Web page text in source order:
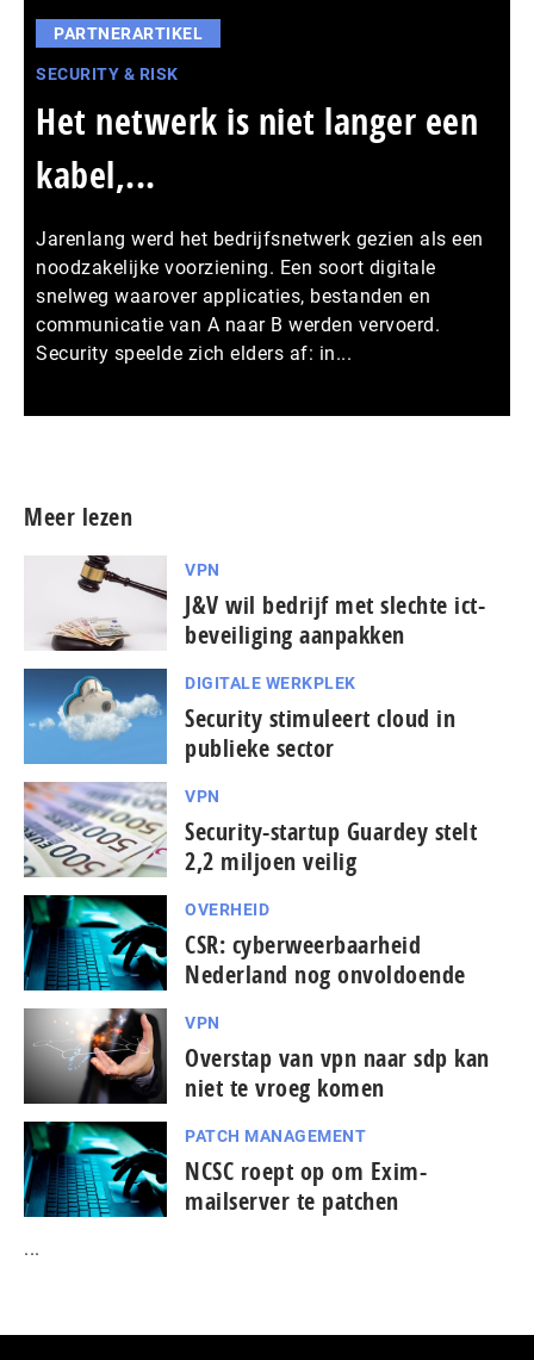
PARTNERARTIKEL
SECURITY & RISK
Het netwerk is niet langer een
kabel,...
Jarenlang werd het bedrijfsnetwerk gezien als een
noodzakelijke voorziening. Een soort digitale
snelweg waarover applicaties, bestanden en
communicatie van A naar B werden vervoerd.
Security speelde zich elders af: in...
Meer lezen
VPN
J&V wil bedrijf met slechte ict-
beveiliging aanpakken
DIGITALE WERKPLEK
Security stimuleert cloud in
publieke sector
VPN
Security-startup Guardey stelt
2,2 miljoen veilig
OVERHEID
CSR: cyberweerbaarheid
Nederland nog onvoldoende
VPN
Overstap van vpn naar sdp kan
niet te vroeg komen
PATCH MANAGEMENT
NCSC roept op om Exim-
mailserver te patchen
...